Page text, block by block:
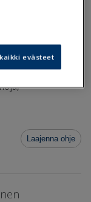
Primuksen
Laajenna ohje
evästeet